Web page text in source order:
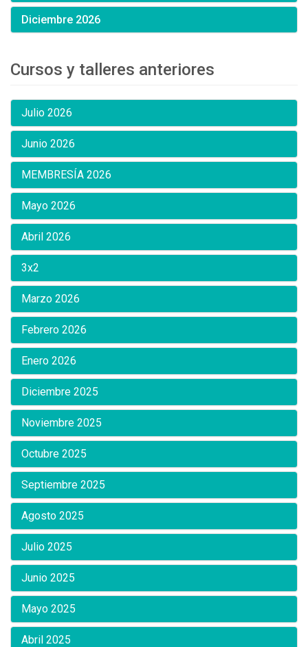
Diciembre 2026
Cursos y talleres anteriores
Julio 2026
Junio 2026
MEMBRESÍA 2026
Mayo 2026
Abril 2026
3x2
Marzo 2026
Febrero 2026
Enero 2026
Diciembre 2025
Noviembre 2025
Octubre 2025
Septiembre 2025
Agosto 2025
Julio 2025
Junio 2025
Mayo 2025
Abril 2025